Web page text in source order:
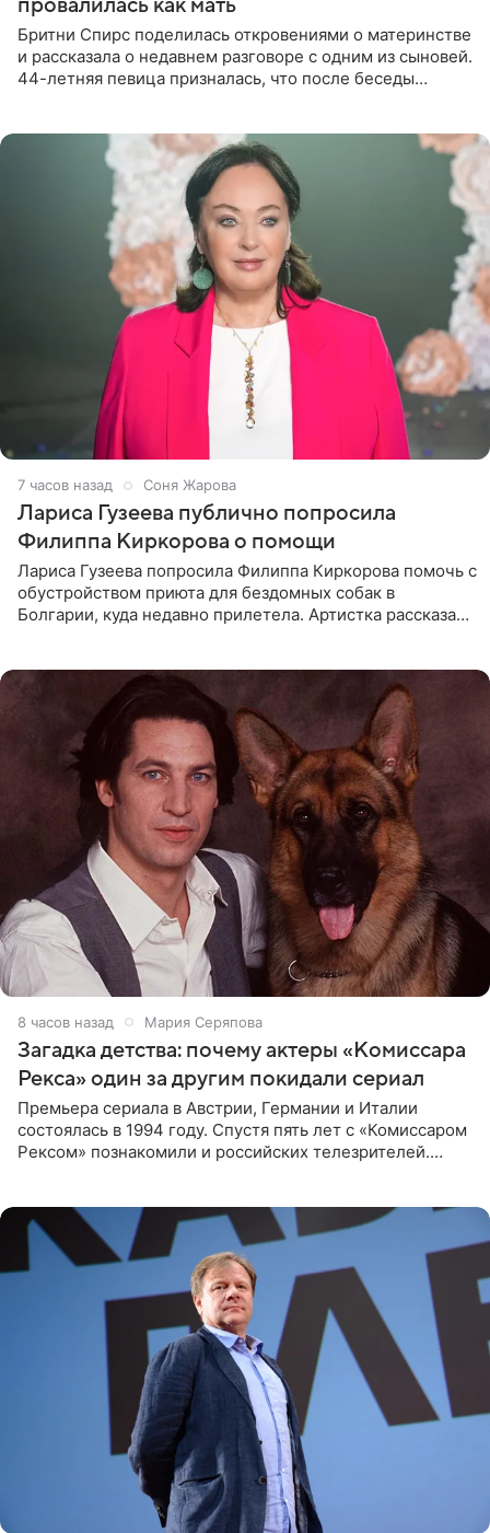
провалилась как мать
Бритни Спирс поделилась откровениями о материнстве
и рассказала о недавнем разговоре с одним из сыновей.
44-летняя певица призналась, что после беседы
7 часов назад Соня Жарова
Лариса Гузеева публично попросила
Филиппа Киркорова о помощи
Лариса Гузеева попросила Филиппа Киркорова помочь с
обустройством приюта для бездомных собак в
Болгарии, куда недавно прилетела. Артистка рассказала
8 часов назад Мария Серяпова
Загадка детства: почему актеры «Комиссара
Рекса» один за другим покидали сериал
Премьера сериала в Австрии, Германии и Италии
состоялась в 1994 году. Спустя пять лет с «Комиссаром
Рексом» познакомили и российских телезрителей.